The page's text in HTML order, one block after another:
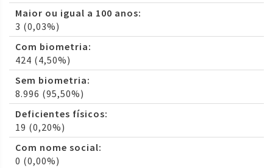
Maior ou igual a 100 anos:
3 (0,03%)
Com biometria:
424 (4,50%)
Sem biometria:
8.996 (95,50%)
Deficientes físicos:
19 (0,20%)
Com nome social:
0 (0,00%)